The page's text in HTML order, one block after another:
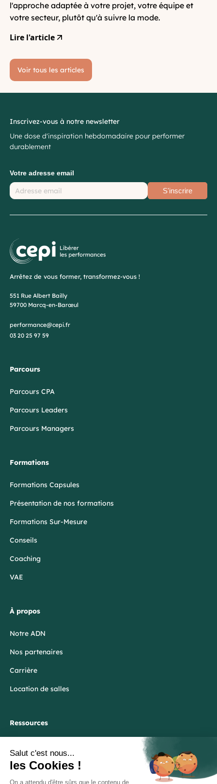
l'approche adaptée à votre projet, votre équipe et
votre secteur, plutôt qu'à suivre la mode.
Lire l'article
Voir tous les articles
Inscrivez-vous à notre newsletter
Une dose d'inspiration hebdomadaire pour performer
durablement
Votre adresse email
S'inscrire
Arrêtez de vous former, transformez-vous !
551 Rue Albert Bailly
59700 Marcq-en-Barœul
performance@cepi.fr
03 20 25 97 59
Parcours
Parcours CPA
Parcours Leaders
Parcours Managers
Formations
Formations Capsules
Présentation de nos formations
Formations Sur-Mesure
Conseils
Coaching
VAE
À propos
Notre ADN
Nos partenaires
Carrière
Location de salles
Ressources
FAQ
Lexique